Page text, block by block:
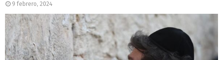
9 febrero, 2024